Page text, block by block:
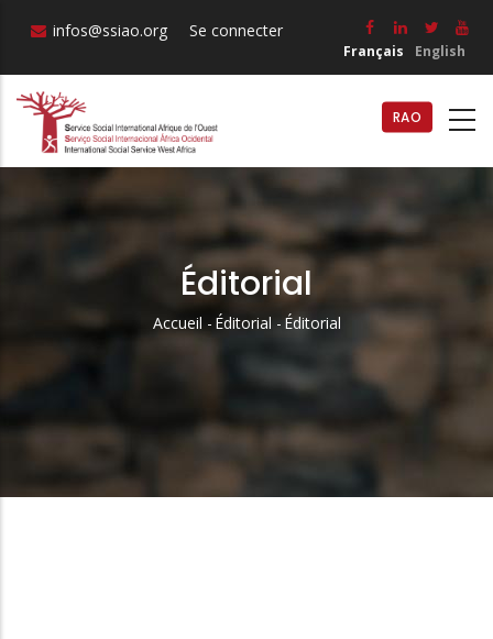
principal
infos@ssiao.org Se connecter
Français English
RAO
Éditorial
Fil
D'Ariane
Accueil - Éditorial - Éditorial